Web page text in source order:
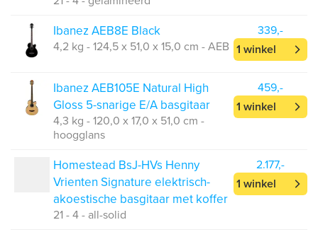
Ibanez AEB8E Black
4,2 kg - 124,5 x 51,0 x 15,0 cm - AEB
339,-
1 winkel
Ibanez AEB105E Natural High
Gloss 5-snarige E/A basgitaar
4,3 kg - 120,0 x 17,0 x 51,0 cm -
hoogglans
459,-
1 winkel
Homestead BsJ-HVs Henny
Vrienten Signature elektrisch-
akoestische basgitaar met koffer
21 - 4 - all-solid
2.177,-
1 winkel